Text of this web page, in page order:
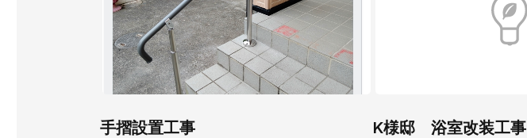
手摺設置工事 K様邸 浴室改装工事